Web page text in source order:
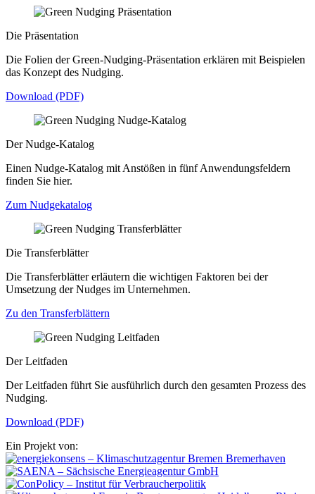
Die Präsentation
Die Folien der Green-Nudging-Präsentation erklären mit Beispielen
das Konzept des Nudging.
Download (PDF)
Der Nudge-Katalog
Einen Nudge-Katalog mit Anstößen in fünf Anwendungsfeldern
finden Sie hier.
Zum Nudgekatalog
Die Transferblätter
Die Transferblätter erläutern die wichtigen Faktoren bei der
Umsetzung der Nudges im Unternehmen.
Zu den Transferblättern
Der Leitfaden
Der Leitfaden führt Sie ausführlich durch den gesamten Prozess des
Nudging.
Download (PDF)
Ein Projekt von: